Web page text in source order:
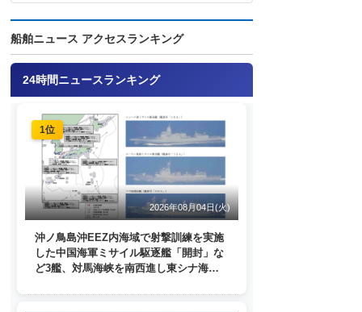
船舶ニュース アクセスランキング
24時間ニュースランキング
1位
2026年08月04日(火)
沖ノ鳥島沖EEZ内海域で射撃訓練を実施
した中国海軍ミサイル駆逐艦「開封」な
ど3艦、対馬海峡を南西進し東シナ海